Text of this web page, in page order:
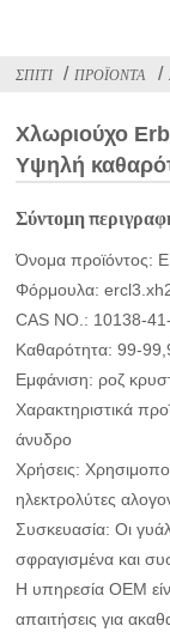
ΣΠΊΤΙ ΠΡΟΪΌΝΤΑ
Χλωριούχο
Υψηλή
Σύντομη
Όνομα προϊόντος:
Φόρμουλα:
CAS NO.: 10138-
Καθαρότητα: 99-
Εμφάνιση: ροζ
Χαρακτηριστικά
άνυδρο
Χρήσεις:
ηλεκτρολύτες
Συσκευασία: Οι
σφραγισμένα και
Η υπηρεσία OEM
απαιτήσεις για